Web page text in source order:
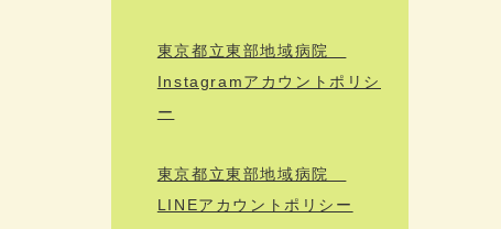
東京都立東部地域病院
Instagramアカウントポリシ
ー
東京都立東部地域病院
LINEアカウントポリシー